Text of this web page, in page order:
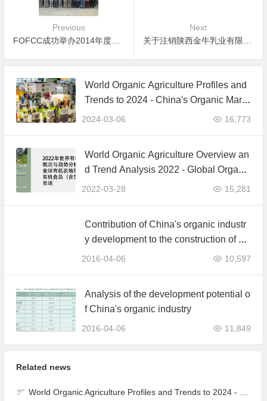
Previous
FOFCC成功举办2014年度获证组织负责人及内检员培训交流会
Next
World Organic Agriculture Profiles and
Trends to 2024 - China's Organic Mark
et Ranks Third in the World
2024-03-06 16,773
World Organic Agriculture Overview an
d Trend Analysis 2022 - Global Organi
c Farmland Status and Organic Food (i
2022-03-28 15,281
Contribution of China's organic industr
y development to the construction of ec
ological civilisation
2016-04-06 10,597
Analysis of the development potential o
f China's organic industry
2016-04-06 11,849
Related news
World Organic Agriculture Profiles and Trends to 2024 - China's Organic Market Ranks Third in the World